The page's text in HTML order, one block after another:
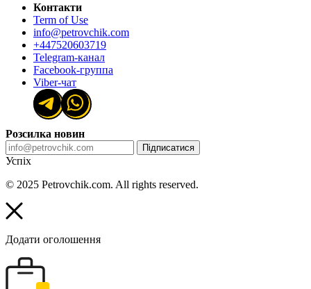
Контакти
Term of Use
info@petrovchik.com
+447520603719
Telegram-канал
Facebook-группа
Viber-чат
Розсилка новин
Підписатися
Успіх
© 2025 Petrovchik.com. All rights reserved.
Додати оголошення